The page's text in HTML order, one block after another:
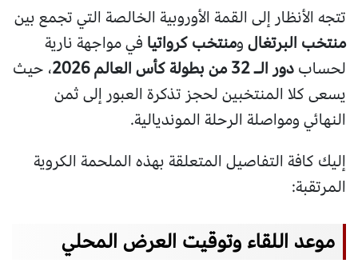
تتجه الأنظار إلى القمة الأوروبية الخالصة التي تجمع بين
منتخب البرتغالومنتخب كرواتيا في مواجهة نارية
لحسابدور الـ 32 من بطولة كأس العالم 2026
، حيث
يسعى كلا المنتخبين لحجز تذكرة العبور إلى ثمن
النهائي ومواصلة الرحلة المونديالية.
إليك كافة التفاصيل المتعلقة بهذه الملحمة الكروية
المرتقبة:
موعد اللقاء وتوقيت العرض المحلي